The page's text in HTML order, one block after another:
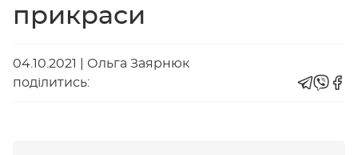
прикраси
04.10.2021
Ольга Заярнюк
поділитись: